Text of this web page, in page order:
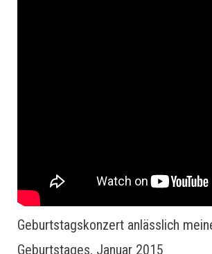
Geburtstagskonzert anlässlich
Geburtstages, Januar 2015